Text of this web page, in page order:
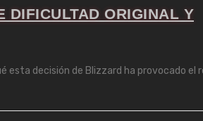
DIFICULTAD ORIGINAL Y
decisión de Blizzard ha provocado el